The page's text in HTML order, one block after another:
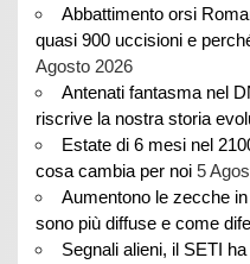
Abbattimento orsi
quasi 900 uccisioni e
Agosto 2026
Antenati fantasma nel
riscrive la nostra storia
Estate di 6 mesi nel
cosa cambia per noi 5
Aumentono le zecche
sono più diffuse e come
Segnali alieni, il SETI